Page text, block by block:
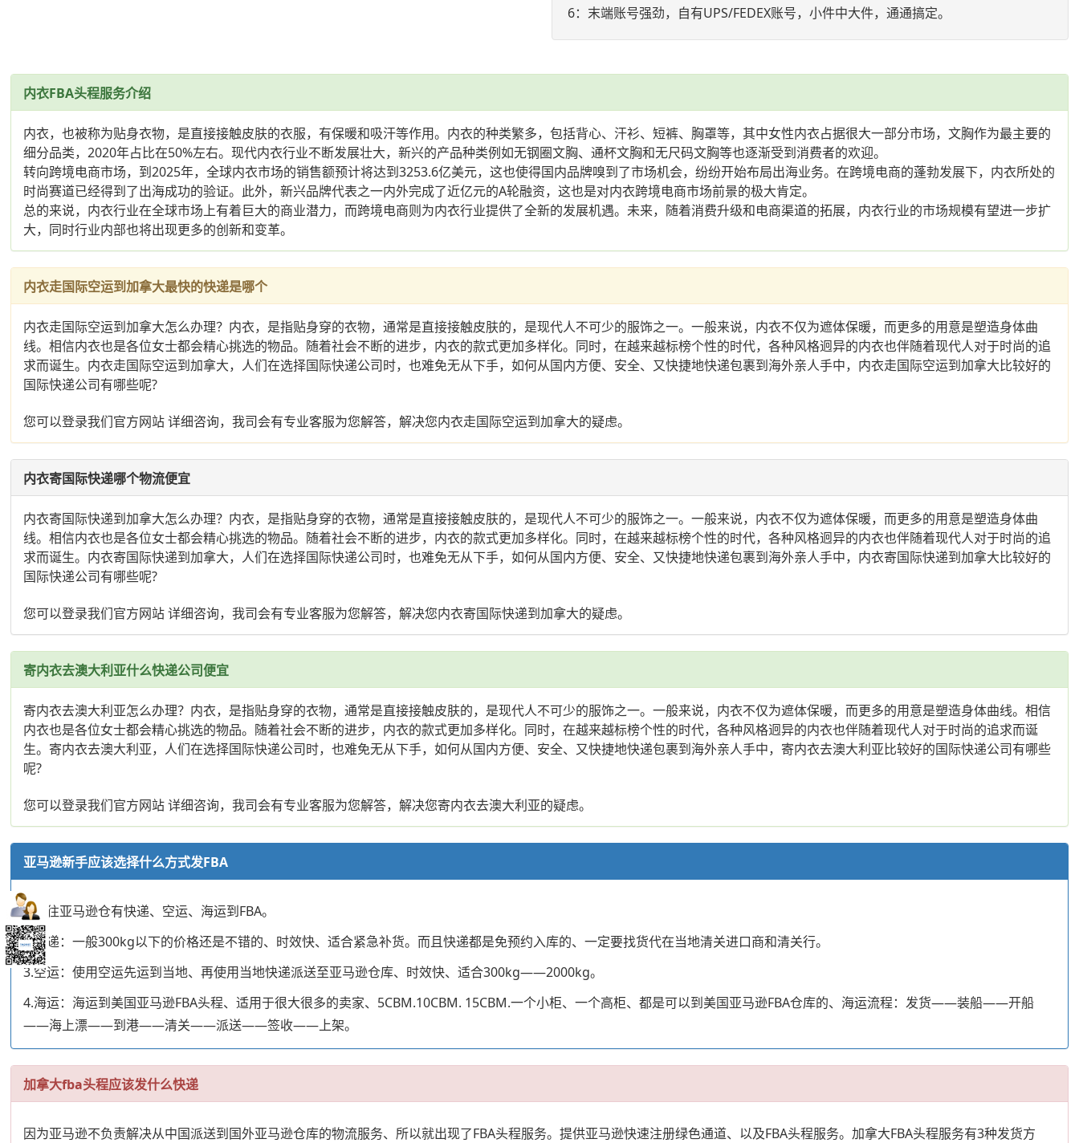
6：末端账号强劲，自有UPS/FEDEX账号，小件中大件，通通搞定。
内衣FBA头程服务介绍
内衣，也被称为贴身衣物，是直接接触皮肤的衣服，有保暖和吸汗等作用。内衣的种类繁多，包括背心、汗衫、短裤、胸罩等，其中女性内衣占据很大一部分市场，文胸作为最主要的
细分品类，2020年占比在50%左右。现代内衣行业不断发展壮大，新兴的产品种类例如无钢圈文胸、通杯文胸和无尺码文胸等也逐渐受到消费者的欢迎。
转向跨境电商市场，到2025年，全球内衣市场的销售额预计将达到3253.6亿美元，这也使得国内品牌嗅到了市场机会，纷纷开始布局出海业务。在跨境电商的蓬勃发展下，内衣所处的
时尚赛道已经得到了出海成功的验证。此外，新兴品牌代表之一内外完成了近亿元的A轮融资，这也是对内衣跨境电商市场前景的极大肯定。
总的来说，内衣行业在全球市场上有着巨大的商业潜力，而跨境电商则为内衣行业提供了全新的发展机遇。未来，随着消费升级和电商渠道的拓展，内衣行业的市场规模有望进一步扩
大，同时行业内部也将出现更多的创新和变革。
内衣走国际空运到加拿大最快的快递是哪个
内衣走国际空运到加拿大怎么办理？内衣，是指贴身穿的衣物，通常是直接接触皮肤的，是现代人不可少的服饰之一。一般来说，内衣不仅为遮体保暖，而更多的用意是塑造身体曲
线。相信内衣也是各位女士都会精心挑选的物品。随着社会不断的进步，内衣的款式更加多样化。同时，在越来越标榜个性的时代，各种风格迥异的内衣也伴随着现代人对于时尚的追
求而诞生。内衣走国际空运到加拿大，人们在选择国际快递公司时，也难免无从下手，如何从国内方便、安全、又快捷地快递包裹到海外亲人手中，内衣走国际空运到加拿大比较好的
国际快递公司有哪些呢?
您可以登录我们官方网站 详细咨询，我司会有专业客服为您解答，解决您内衣走国际空运到加拿大的疑虑。
内衣寄国际快递哪个物流便宜
内衣寄国际快递到加拿大怎么办理？内衣，是指贴身穿的衣物，通常是直接接触皮肤的，是现代人不可少的服饰之一。一般来说，内衣不仅为遮体保暖，而更多的用意是塑造身体曲
线。相信内衣也是各位女士都会精心挑选的物品。随着社会不断的进步，内衣的款式更加多样化。同时，在越来越标榜个性的时代，各种风格迥异的内衣也伴随着现代人对于时尚的追
求而诞生。内衣寄国际快递到加拿大，人们在选择国际快递公司时，也难免无从下手，如何从国内方便、安全、又快捷地快递包裹到海外亲人手中，内衣寄国际快递到加拿大比较好的
国际快递公司有哪些呢?
您可以登录我们官方网站 详细咨询，我司会有专业客服为您解答，解决您内衣寄国际快递到加拿大的疑虑。
寄内衣去澳大利亚什么快递公司便宜
寄内衣去澳大利亚怎么办理？内衣，是指贴身穿的衣物，通常是直接接触皮肤的，是现代人不可少的服饰之一。一般来说，内衣不仅为遮体保暖，而更多的用意是塑造身体曲线。相信
内衣也是各位女士都会精心挑选的物品。随着社会不断的进步，内衣的款式更加多样化。同时，在越来越标榜个性的时代，各种风格迥异的内衣也伴随着现代人对于时尚的追求而诞
生。寄内衣去澳大利亚，人们在选择国际快递公司时，也难免无从下手，如何从国内方便、安全、又快捷地快递包裹到海外亲人手中，寄内衣去澳大利亚比较好的国际快递公司有哪些
呢?
您可以登录我们官方网站 详细咨询，我司会有专业客服为您解答，解决您寄内衣去澳大利亚的疑虑。
亚马逊新手应该选择什么方式发FBA
1.发往亚马逊仓有快递、空运、海运到FBA。
2.快递：一般300kg以下的价格还是不错的、时效快、适合紧急补货。而且快递都是免预约入库的、一定要找货代在当地清关进口商和清关行。
3.空运：使用空运先运到当地、再使用当地快递派送至亚马逊仓库、时效快、适合300kg——2000kg。
4.海运：海运到美国亚马逊FBA头程、适用于很大很多的卖家、5CBM.10CBM. 15CBM.一个小柜、一个高柜、都是可以到美国亚马逊FBA仓库的、海运流程：发货——装船——开船
——海上漂——到港——清关——派送——签收——上架。
加拿大fba头程应该发什么快递
因为亚马逊不负责解决从中国派送到国外亚马逊仓库的物流服务、所以就出现了FBA头程服务。提供亚马逊快速注册绿色通道、以及FBA头程服务。加拿大FBA头程服务有3种发货方